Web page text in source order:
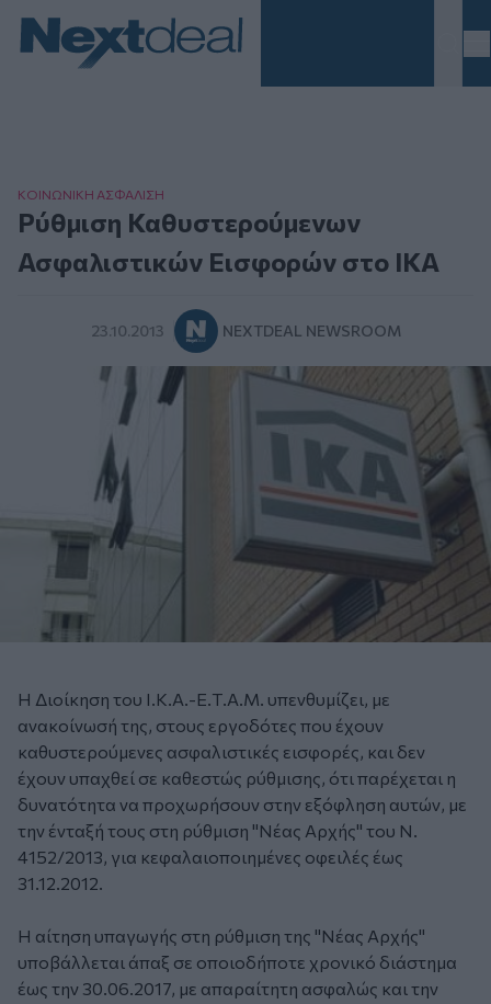
ΚΟΙΝΩΝΙΚΗ ΑΣΦAΛΙΣΗ
Ρύθμιση Καθυστερούμενων
Ασφαλιστικών Εισφορών στο ΙΚΑ
23.10.2013 NEXTDEAL NEWSROOM
Η Διοίκηση του Ι.Κ.Α.-Ε.Τ.Α.Μ. υπενθυμίζει, με
ανακοίνωσή της, στους εργοδότες που έχουν
καθυστερούμενες ασφαλιστικές εισφορές, και δεν
έχουν υπαχθεί σε καθεστώς ρύθμισης, ότι παρέχεται η
δυνατότητα να προχωρήσουν στην εξόφληση αυτών, με
την ένταξή τους στη ρύθμιση "Νέας Αρχής" του Ν.
4152/2013, για κεφαλαιοποιημένες οφειλές έως
31.12.2012.
Η αίτηση υπαγωγής στη ρύθμιση της "Νέας Αρχής"
υποβάλλεται άπαξ σε οποιοδήποτε χρονικό διάστημα
έως την 30.06.2017, με απαραίτητη ασφαλώς και την